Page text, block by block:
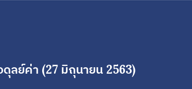
ลย์ค่า (27 มิถุนายน 2563)